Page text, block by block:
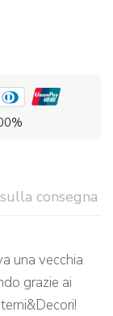
consegna
una vecchia
grazie ai